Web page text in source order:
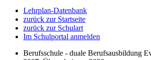
Lehrplan-Datenbank
zurück zur Startseite
zurück zur Schulart
Im Schulportal anmelden
Berufsschule - duale Berufsausbildung